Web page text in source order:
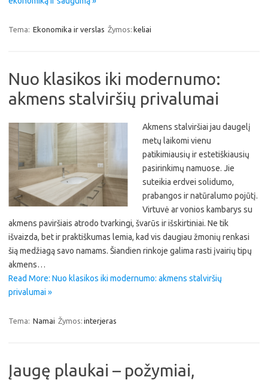
Tema: Ekonomika ir verslas Žymos: keliai
Nuo klasikos iki modernumo:
akmens stalviršių privalumai
Akmens stalviršiai jau daugelį
metų laikomi vienu
patikimiausių ir estetiškiausių
pasirinkimų namuose. Jie
suteikia erdvei solidumo,
prabangos ir natūralumo pojūtį.
Virtuvė ar vonios kambarys su
akmens paviršiais atrodo tvarkingi, švarūs ir išskirtiniai. Ne tik
išvaizda, bet ir praktiškumas lemia, kad vis daugiau žmonių renkasi
šią medžiagą savo namams. Šiandien rinkoje galima rasti įvairių tipų
akmens…
Read More: Nuo klasikos iki modernumo: akmens stalviršių
privalumai »
Tema: Namai Žymos: interjeras
Įaugę plaukai – požymiai,